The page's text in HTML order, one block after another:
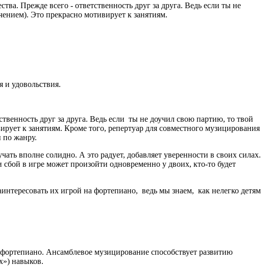
Прежде всего - ответственность друг за друга. Ведь если ты не
Это прекрасно мотивирует к занятиям.
и удовольствия.
друг за друга. Ведь если ты не доучил свою партию, то твой
к занятиям. Кроме того, репертуар для совместного музицирования
по жанру.
вполне солидно. А это радует, добавляет уверенности в своих силах.
в игре может произойти одновременно у двоих, кто-то будет
их игрой на фортепиано, ведь мы знаем, как нелегко детям
Ансамблевое музицирование способствует развитию
навыков.